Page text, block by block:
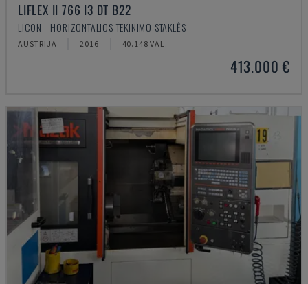
LIFLEX II 766 I3 DT B22
LICON - HORIZONTALIOS TEKINIMO STAKLĖS
AUSTRIJA 2016 40.148 VAL.
413.000 €